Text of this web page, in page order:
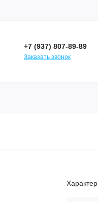
+7 (937) 807-89-89
Заказать звонок